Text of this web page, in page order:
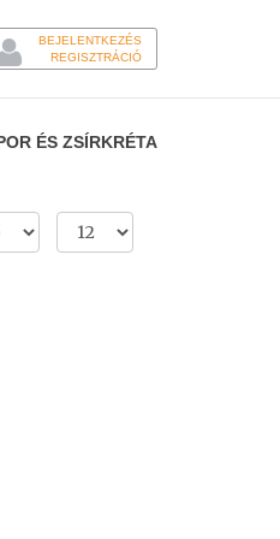
BEJELENTKEZÉS
REGISZTRÁCIÓ
ÉS ZSÍRKRÉTA